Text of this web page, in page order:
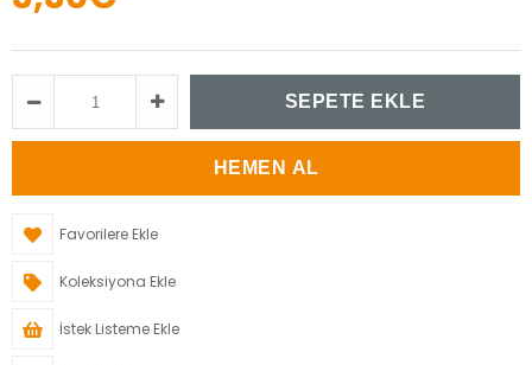
Favorilere Ekle
Koleksiyona Ekle
İstek Listeme Ekle